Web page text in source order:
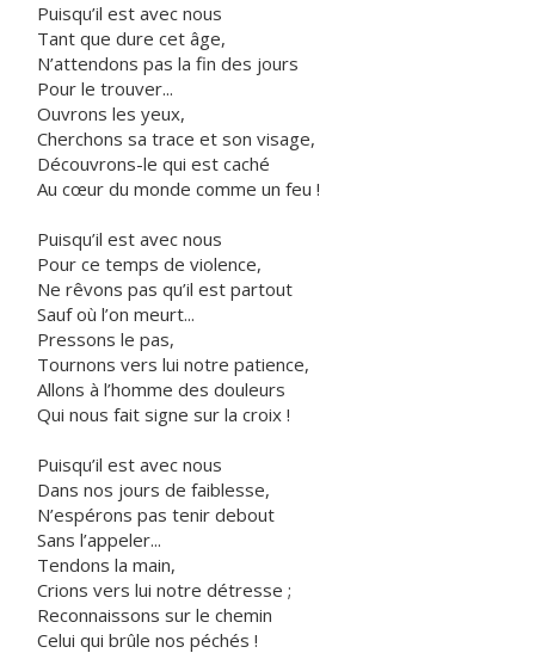
Puisqu’il est avec nous
Tant que dure cet âge,
N’attendons pas la fin des jours
Pour le trouver...
Ouvrons les yeux,
Cherchons sa trace et son visage,
Découvrons-le qui est caché
Au cœur du monde comme un feu !
Puisqu’il est avec nous
Pour ce temps de violence,
Ne rêvons pas qu’il est partout
Sauf où l’on meurt...
Pressons le pas,
Tournons vers lui notre patience,
Allons à l’homme des douleurs
Qui nous fait signe sur la croix !
Puisqu’il est avec nous
Dans nos jours de faiblesse,
N’espérons pas tenir debout
Sans l’appeler...
Tendons la main,
Crions vers lui notre détresse ;
Reconnaissons sur le chemin
Celui qui brûle nos péchés !